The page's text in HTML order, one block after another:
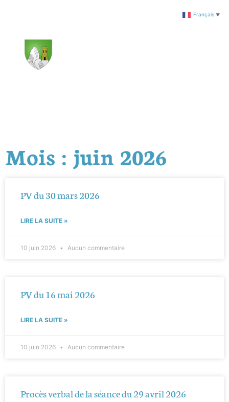
Mois : juin 2026
PV du 30 mars 2026
LIRE LA SUITE »
10 juin 2026 Aucun commentaire
PV du 16 mai 2026
LIRE LA SUITE »
10 juin 2026 Aucun commentaire
Procès verbal de la séance du 29 avril 2026
Français ▼